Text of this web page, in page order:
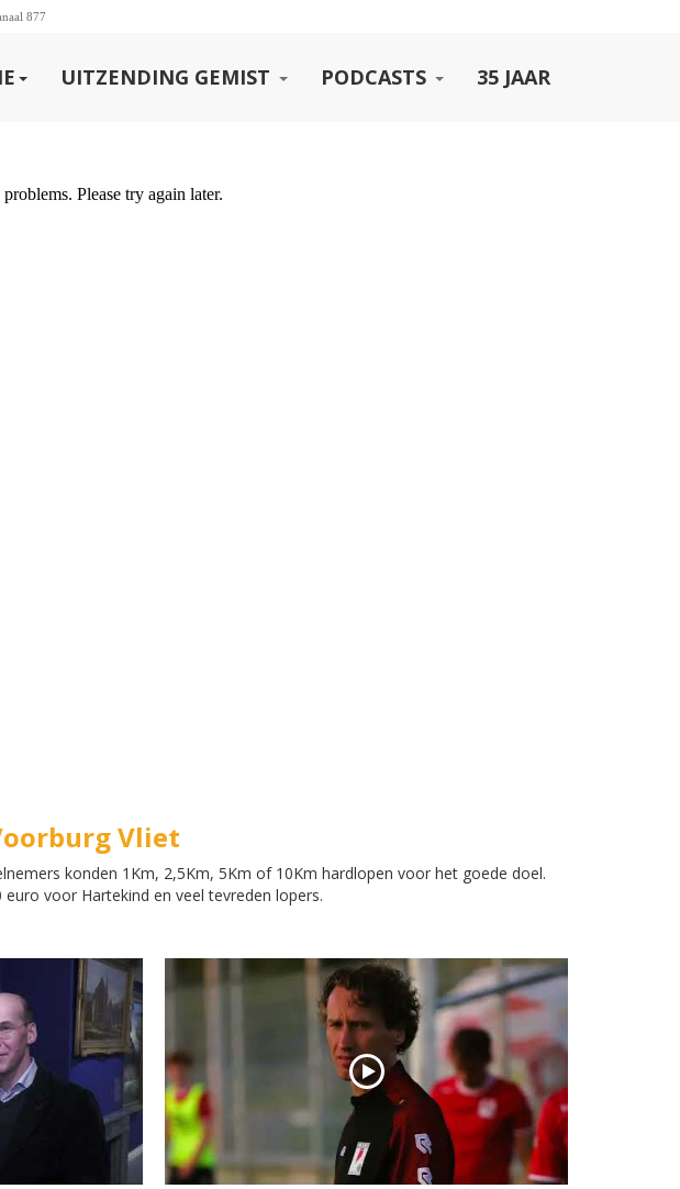
877
UITZENDING GEMIST PODCASTS 35 JAAR
Vliet
konden 1Km, 2,5Km, 5Km of 10Km hardlopen voor het goede doel.
voor Hartekind en veel tevreden lopers.